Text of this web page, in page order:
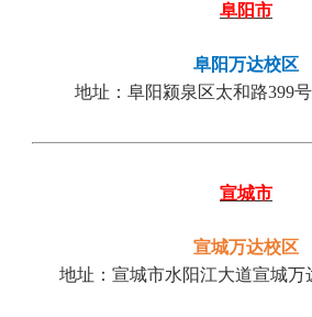
阜阳市
阜阳万达校区
地址：阜阳颍泉区太和路399
宣城市
宣城万达校区
地址：宣城市水阳江大道宣城万